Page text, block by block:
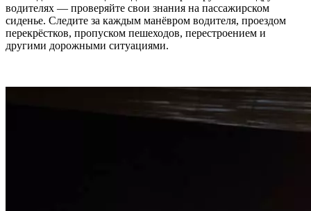
водителях — проверяйте свои знания на пассажирском
сиденье. Следите за каждым манёвром водителя, проездом
перекрёстков, пропуском пешеходов, перестроением и
другими дорожными ситуациями.